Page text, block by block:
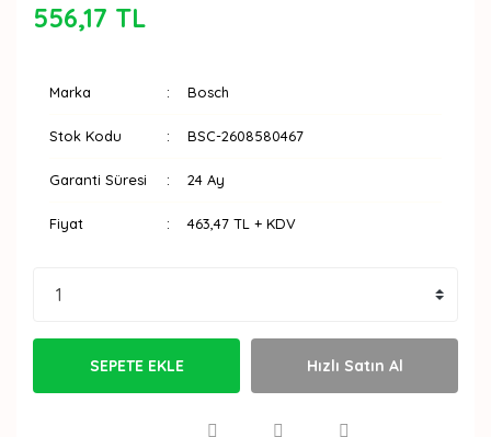
556,17 TL
Marka Bosch
Stok Kodu BSC-2608580467
Garanti Süresi 24 Ay
Fiyat 463,47 TL + KDV
SEPETE EKLE Hızlı Satın Al